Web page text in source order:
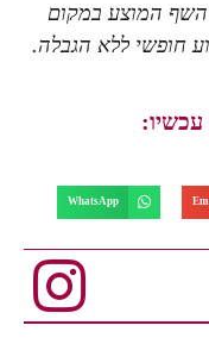
השף המוצע במקום
חופשי ללא הגבלה.
WhatsApp